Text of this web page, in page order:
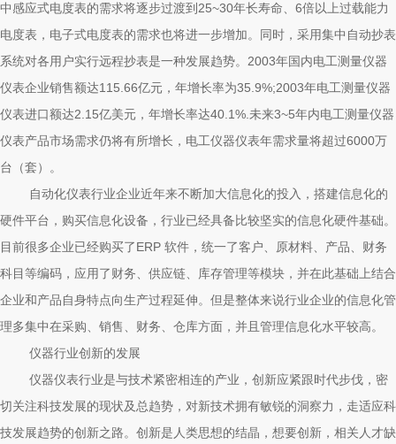
中感应式电度表的需求将逐步过渡到25~30年长寿命、6倍以上过载能力
电度表，电子式电度表的需求也将进一步增加。同时，采用集中自动抄表
系统对各用户实行远程抄表是一种发展趋势。2003年国内电工测量仪器
仪表企业销售额达115.66亿元，年增长率为35.9%;2003年电工测量仪器
仪表进口额达2.15亿美元，年增长率达40.1%.未来3~5年内电工测量仪器
仪表产品市场需求仍将有所增长，电工仪器仪表年需求量将超过6000万
台（套）。
自动化仪表行业企业近年来不断加大信息化的投入，搭建信息化的
硬件平台，购买信息化设备，行业已经具备比较坚实的信息化硬件基础。
目前很多企业已经购买了ERP 软件，统一了客户、原材料、产品、财务
科目等编码，应用了财务、供应链、库存管理等模块，并在此基础上结合
企业和产品自身特点向生产过程延伸。但是整体来说行业企业的信息化管
理多集中在采购、销售、财务、仓库方面，并且管理信息化水平较高。
仪器行业创新的发展
仪器仪表行业是与技术紧密相连的产业，创新应紧跟时代步伐，密
切关注科技发展的现状及总趋势，对新技术拥有敏锐的洞察力，走适应科
技发展趋势的创新之路。创新是人类思想的结晶，想要创新，相关人才缺